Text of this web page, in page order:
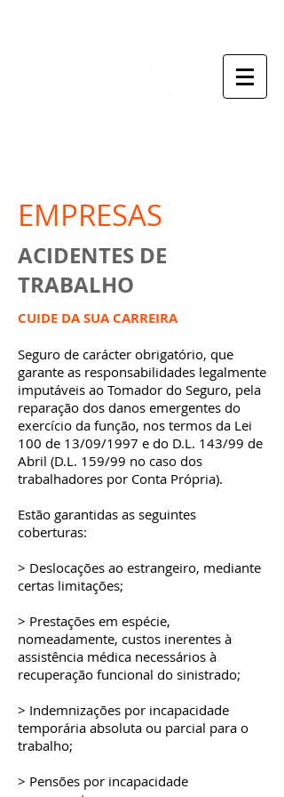
EMPRESAS
ACIDENTES DE
TRABALHO
CUIDE DA SUA CARREIRA
Seguro de carácter obrigatório, que
garante as responsabilidades legalmente
imputáveis ao Tomador do Seguro, pela
reparação dos danos emergentes do
exercício da função, nos termos da Lei
100 de 13/09/1997 e do D.L. 143/99 de
Abril (D.L. 159/99 no caso dos
trabalhadores por Conta Própria).
Estão garantidas as seguintes
coberturas:
> Deslocações ao estrangeiro, mediante
certas limitações;
> Prestações em espécie,
nomeadamente, custos inerentes à
assistência médica necessários à
recuperação funcional do sinistrado;
> Indemnizações por incapacidade
temporária absoluta ou parcial para o
trabalho;
> Pensões por incapacidade